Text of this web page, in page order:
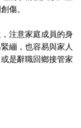
傷。
注意家庭成員的身
繃，也容易與家人
是辭職回鄉接管家